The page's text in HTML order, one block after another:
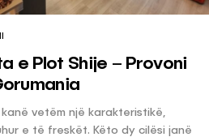
e Plot Shije – Provoni
vetëm një karakteristikë,
e të freskët. Këto dy cilësi janë
KËSHILLA & IDE
e Ushqimeve